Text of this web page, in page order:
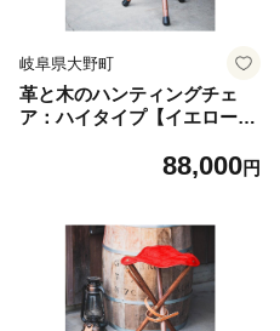
岐阜県大野町
革と木のハンティングチェ
ア：ハイタイプ【イエロー】
タリアンレザー】88,000円